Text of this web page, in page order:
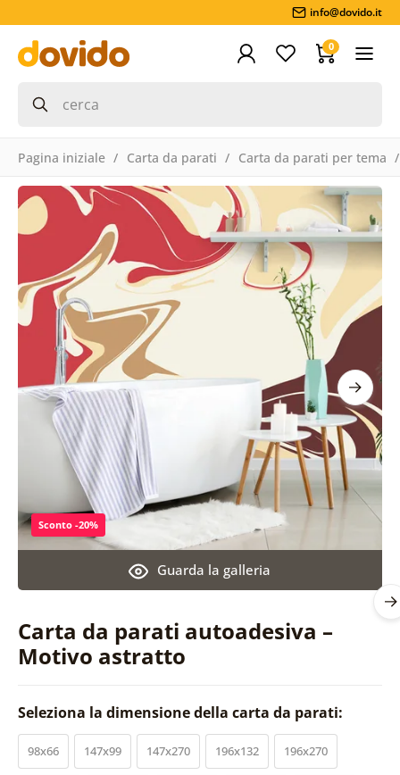
info@dovido.it
0
Pagina iniziale Carta da parati Carta da parati per tema
Carta da parati autoadesiva –
Motivo astratto
Guarda la galleria
Sconto -20%
Seleziona la dimensione della carta da parati:
98x66 147x99 147x270 196x132 196x270